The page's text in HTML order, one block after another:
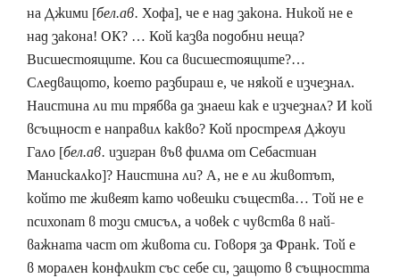
на Джими [бел.ав. Хофа], че е над закона. Никой не е
над закона! ОК? … Кой казва подобни неща?
Висшестоящите. Кои са висшестоящите?…
Следващото, което разбираш е, че някой е изчезнал.
Наистина ли ти трябва да знаеш как е изчезнал? И кой
всъщност е направил какво? Кой простреля Джоуи
Гало [бел.ав. изигран във филма от Себастиан
Манискалко]? Наистина ли? А, не е ли животът,
който те живеят като човешки същества… Tой не е
психопат в този смисъл, а човек с чувства в най-
важната част от живота си. Говоря за Франк. Той е
в морален конфликт със себе си, защото в същността